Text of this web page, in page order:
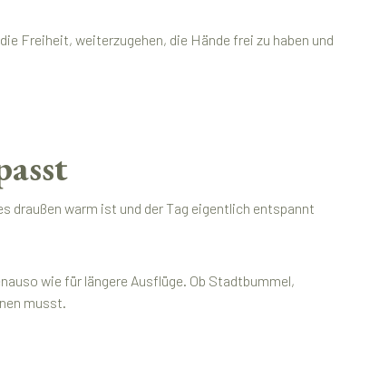
Freiheit, weiterzugehen, die Hände frei zu haben und
draußen warm ist und der Tag eigentlich entspannt
wie für längere Ausflüge. Ob Stadtbummel,
musst.